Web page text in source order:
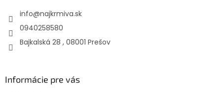
v
info@najkrmiva.sk
0940258580
Bajkalská 28 , 08001 Prešov
Informácie pre vás